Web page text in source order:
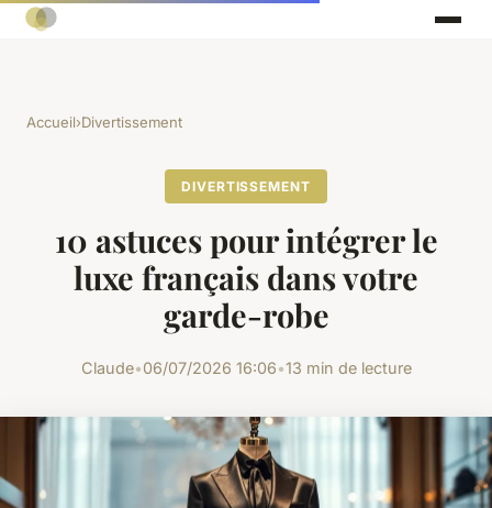
Accueil›Divertissement
DIVERTISSEMENT
10 astuces pour intégrer le
luxe français dans votre
garde-robe
Claude•06/07/2026 16:06•13 min de lecture